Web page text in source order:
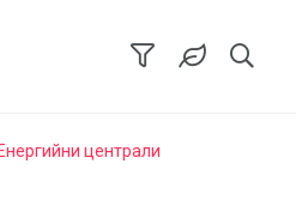
Енергийни централи